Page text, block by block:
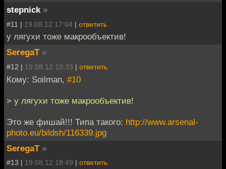
stepnick »
#11 | 19.08.12 17:04 | ответить
у лягухи тоже макрообъектив!
SeregaT »
#12 | 19.08.12 18:33 | ответить
Кому: Soilman, #10
> у лягухи тоже макрообъектив!
Это же фишай!!! Типа такого: http://www.arsenal-
photo.eu/bildsh/116339.jpg
SeregaT »
#13 | 19.08.12 18:49 | ответить